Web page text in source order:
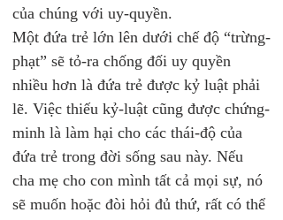
của chúng với uy-quyền.
Một đứa trẻ lớn lên dưới chế độ “trừng-
phạt” sẽ tỏ-ra chống đối uy quyền
nhiều hơn là đứa trẻ được kỷ luật phải
lẽ. Việc thiếu kỷ-luật cũng được chứng-
minh là làm hại cho các thái-độ của
đứa trẻ trong đời sống sau này. Nếu
cha mẹ cho con mình tất cả mọi sự, nó
sẽ muốn hoặc đòi hỏi đủ thứ, rất có thể